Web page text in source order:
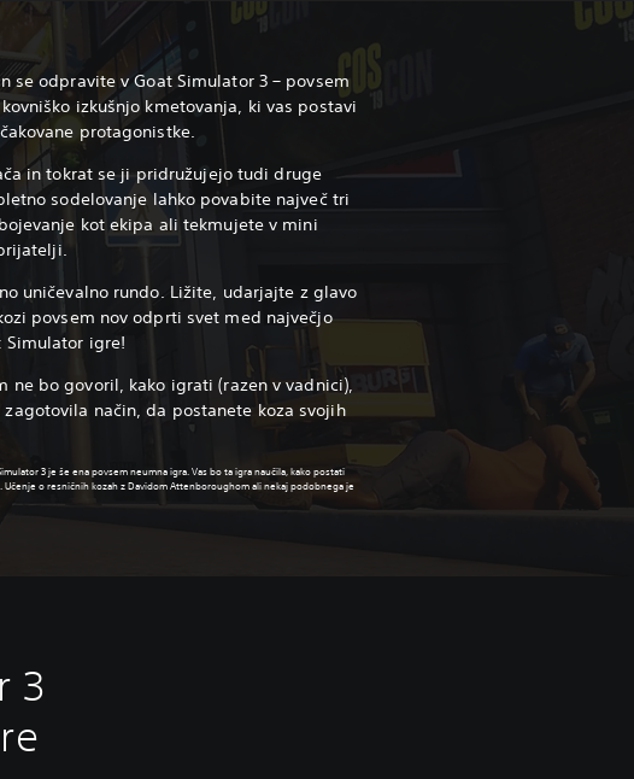
se odpravite v Goat Simulator 3 – povsem
izkušnjo kmetovanja, ki vas postavi
protagonistke.
in tokrat se ji pridružujejo tudi druge
sodelovanje lahko povabite največ tri
kot ekipa ali tekmujete v mini
uničevalno rundo. Ližite, udarjajte z glavo
povsem nov odprti svet med največjo
Simulator igre!
ne bo govoril, kako igrati (razen v vadnici),
način, da postanete koza svojih
3 je še ena povsem neumna igra. Vas bo ta igra naučila, kako postati
Učenje o resničnih kozah z Davidom Attenboroughom ali nekaj podobnega je
3